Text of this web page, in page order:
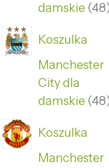
damskie 48
Koszulka
Manchester
City dla
damskie 48
Koszulka
Manchester